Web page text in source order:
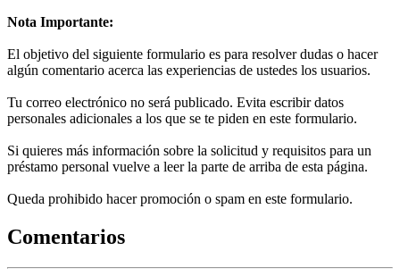
Nota Importante:
El objetivo del siguiente formulario es para resolver dudas o hacer
algún comentario acerca las experiencias de ustedes los usuarios.
Tu correo electrónico no será publicado. Evita escribir datos
personales adicionales a los que se te piden en este formulario.
Si quieres más información sobre la solicitud y requisitos para un
préstamo personal vuelve a leer la parte de arriba de esta página.
Queda prohibido hacer promoción o spam en este formulario.
Comentarios